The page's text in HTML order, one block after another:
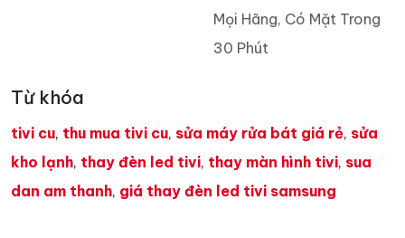
Mọi Hãng, Có Mặt Trong
30 Phút
Từ khóa
tivi cu, thu mua tivi cu, sửa máy rửa bát giá rẻ, sửa
kho lạnh, thay đèn led tivi, thay màn hình tivi, sua
dan am thanh, giá thay đèn led tivi samsung